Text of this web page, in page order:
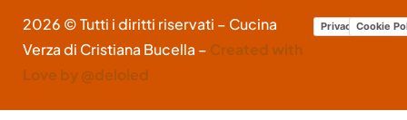
2026 © Tutti i diritti riservati – Cucina
Verza di Cristiana Bucella – Created with
Love by @deloled
Privacy Policy
Cookie